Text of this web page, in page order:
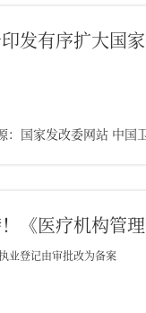
发有序扩大国
：国家发改委网站 中国
《医疗机构管
业登记由审批改为备案